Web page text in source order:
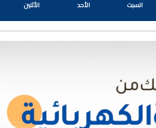
السبت الأحد الأثنين